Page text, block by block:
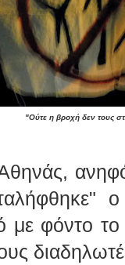
"Ούτε η βροχή δεν τους
με φόντο